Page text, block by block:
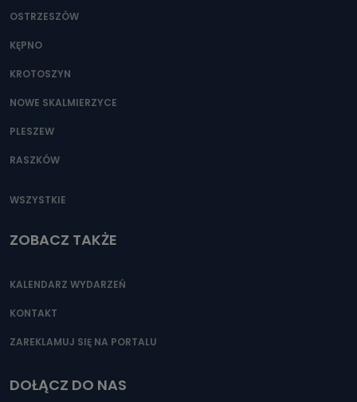
OSTRZESZÓW
KĘPNO
KROTOSZYN
NOWE SKALMIERZYCE
PLESZEW
RASZKÓW
WSZYSTKIE
ZOBACZ TAKŻE
KALENDARZ WYDARZEŃ
KONTAKT
ZAREKLAMUJ SIĘ NA PORTALU
DOŁĄCZ DO NAS